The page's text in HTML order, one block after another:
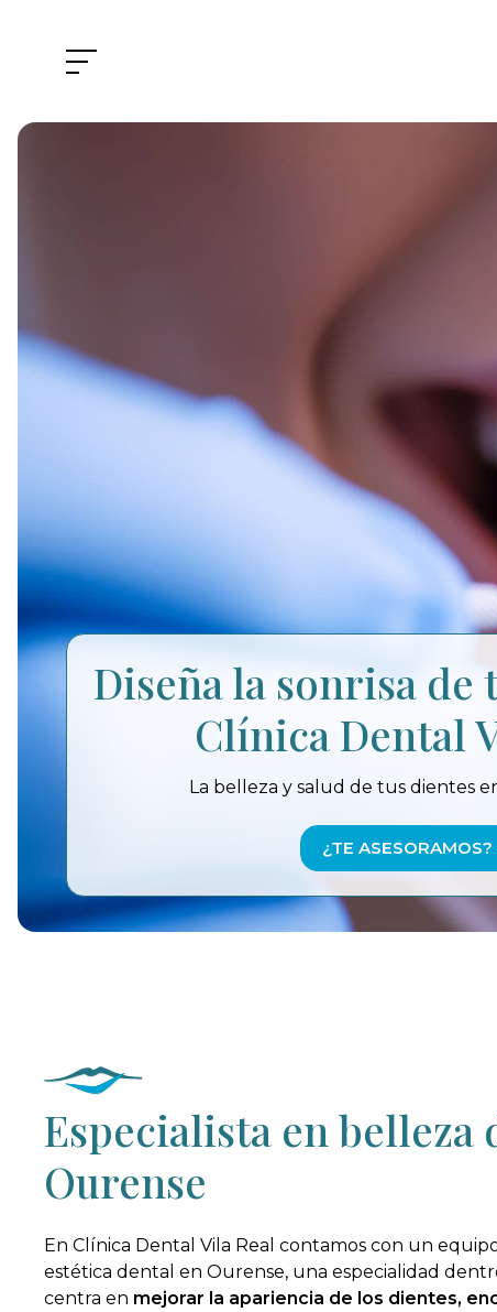
Diseña la sonrisa de
Clínica Dental
La belleza y salud de tus dientes
¿TE ASESORAMOS?
Especialista en belleza
Ourense
En Clínica Dental Vila Real contamos con un
estética dental en Ourense, una especialidad
centra en mejorar la apariencia de los dientes,